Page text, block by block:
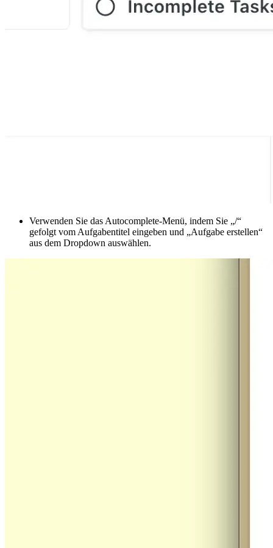
Verwenden Sie das Autocomplete-Menü, indem Sie „/“
gefolgt vom Aufgabentitel eingeben und „Aufgabe erstellen“
aus dem Dropdown auswählen.